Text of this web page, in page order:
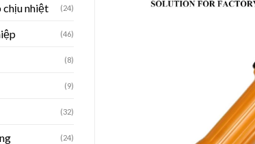
chịu nhiệt (24)
(46)
(8)
(9)
(32)
(24)